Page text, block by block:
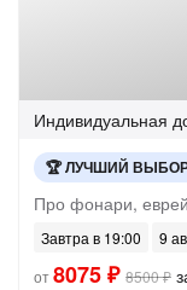
Индивидуальная
ЛУЧШИЙ
Про фонари,
Завтра в 19:00
9
от8075 ₽ 8500 ₽